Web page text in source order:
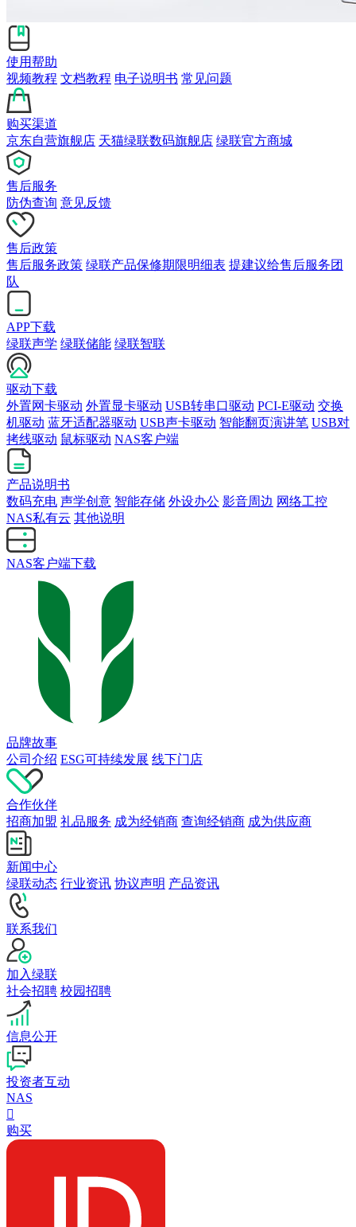
使用帮助
视频教程 文档教程 电子说明书 常见问题
购买渠道
京东自营旗舰店 天猫绿联数码旗舰店 绿联官方商城
售后服务
防伪查询 意见反馈
售后政策
售后服务政策 绿联产品保修期限明细表 提建议给售后服务团
队
APP下载
绿联声学 绿联储能 绿联智联
驱动下载
外置网卡驱动 外置显卡驱动 USB转串口驱动 PCI-E驱动 交换
机驱动 蓝牙适配器驱动 USB声卡驱动 智能翻页演讲笔 USB对
拷线驱动 鼠标驱动 NAS客户端
产品说明书
数码充电 声学创意 智能存储 外设办公 影音周边 网络工控
NAS私有云 其他说明
NAS客户端下载
品牌故事
公司介绍 ESG可持续发展 线下门店
合作伙伴
招商加盟 礼品服务 成为经销商 查询经销商 成为供应商
新闻中心
绿联动态 行业资讯 协议声明 产品资讯
联系我们
加入绿联
社会招聘 校园招聘
信息公开
投资者互动
NAS

购买